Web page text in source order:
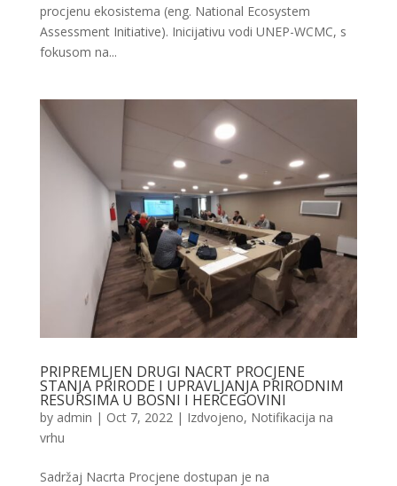
procjenu ekosistema (eng. National Ecosystem
Assessment Initiative). Inicijativu vodi UNEP-WCMC, s
fokusom na...
PRIPREMLJEN DRUGI NACRT PROCJENE
STANJA PRIRODE I UPRAVLJANJA PRIRODNIM
RESURSIMA U BOSNI I HERCEGOVINI
by admin | Oct 7, 2022 | Izdvojeno, Notifikacija na
vrhu
Sadržaj Nacrta Procjene dostupan je na